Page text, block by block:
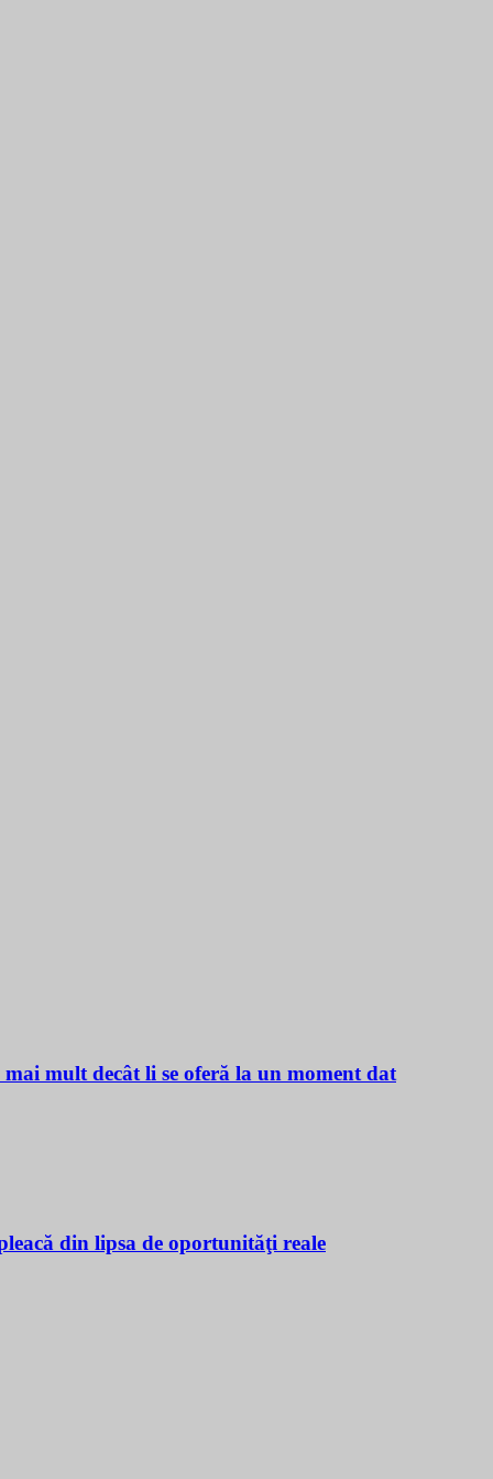
mult decât li se oferă la un moment dat
din lipsa de oportunităţi reale